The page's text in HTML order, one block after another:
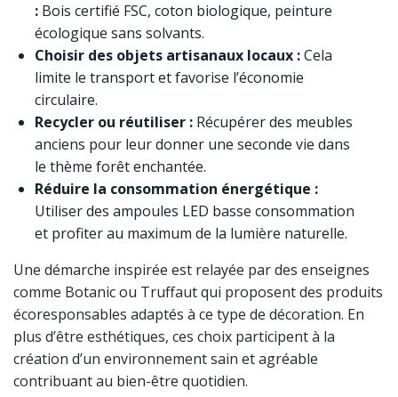
: Bois certifié FSC, coton biologique, peinture
écologique sans solvants.
Choisir des objets artisanaux locaux :Cela
limite le transport et favorise l’économie
circulaire.
Recycler ou réutiliser : Récupérer des meubles
anciens pour leur donner une seconde vie dans
le thème forêt enchantée.
Réduire la consommation énergétique :
Utiliser des ampoules LED basse consommation
et profiter au maximum de la lumière naturelle.
Une démarche inspirée est relayée par des enseignes
comme Botanic ou Truffaut qui proposent des produits
écoresponsables adaptés à ce type de décoration. En
plus d’être esthétiques, ces choix participent à la
création d’un environnement sain et agréable
contribuant au bien-être quotidien.